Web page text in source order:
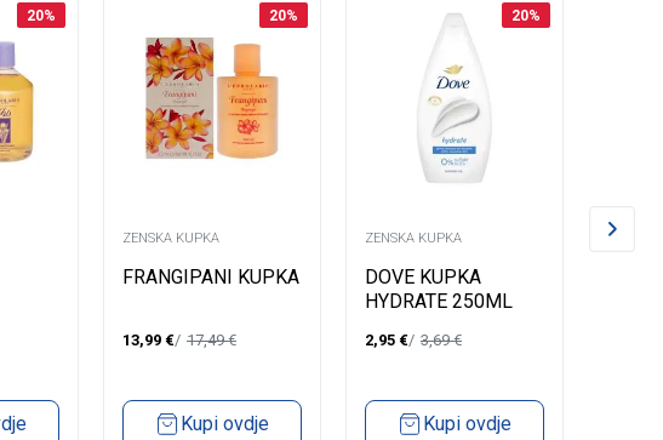
20% 20%
ZENSKA KUPKA
FRANGIPANI KUPKA
13,99 € 17,49€
Kupi ovdje
20%
ZENSKA KUPKA
DOVE KUPKA
HYDRATE 250ML
2,95 € 3,69€
Kupi ovdje
ZENSKA